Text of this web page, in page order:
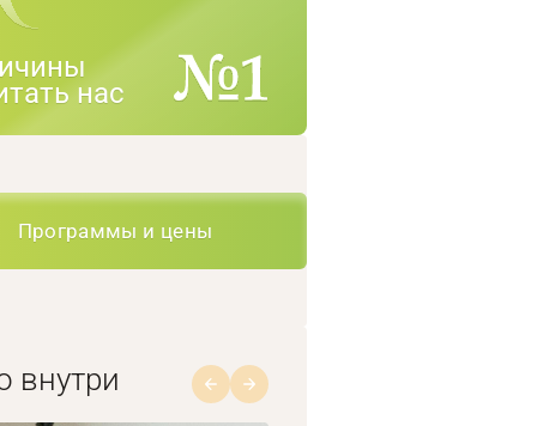
нас
Программы и цены
внутри